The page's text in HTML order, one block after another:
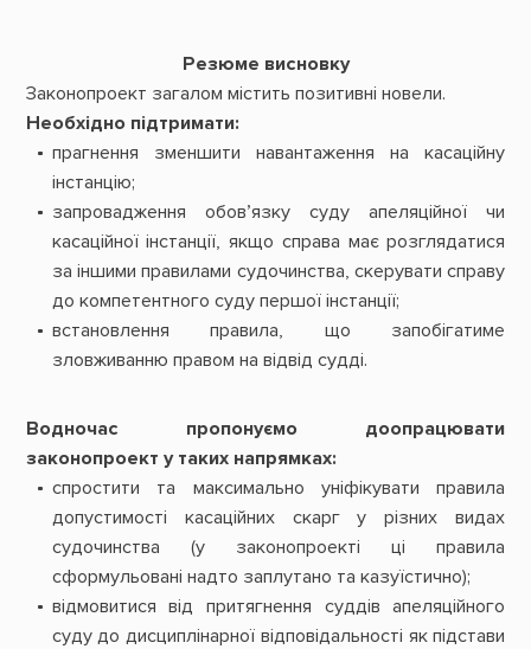
Резюме висновку
Законопроект загалом містить позитивні новели.
Необхідно підтримати:
прагнення зменшити навантаження на касаційну
інстанцію;
запровадження обов’язку суду апеляційної чи
касаційної інстанції, якщо справа має розглядатися
за іншими правилами судочинства, скерувати справу
до компетентного суду першої інстанції;
встановлення правила, що запобігатиме
зловживанню правом на відвід судді.
Водночас пропонуємо доопрацювати
законопроект у таких напрямках:
спростити та максимально уніфікувати правила
допустимості касаційних скарг у різних видах
судочинства (у законопроекті ці правила
сформульовані надто заплутано та казуїстично);
відмовитися від притягнення суддів апеляційного
суду до дисциплінарної відповідальності як підстави